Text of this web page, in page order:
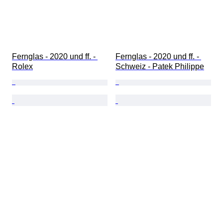
Fernglas - 2020 und ff. -
Rolex
Fernglas - 2020 und ff. -
Schweiz - Patek Philippe